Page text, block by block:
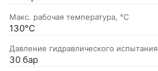
Макс. рабочая температура, °C
130°С
Давление гидравлического испытания
30 бар